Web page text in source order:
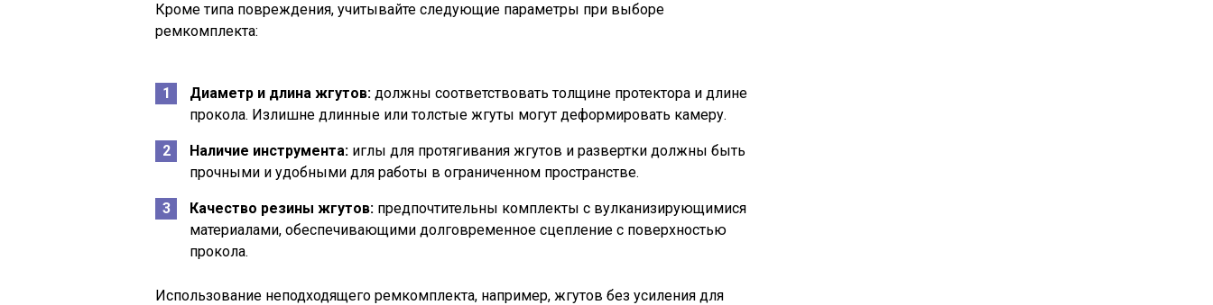
Кроме типа повреждения, учитывайте следующие параметры при выборе
ремкомплекта:
Диаметр и длина жгутов: должны соответствовать толщине протектора и длине
прокола. Излишне длинные или толстые жгуты могут деформировать камеру.
Наличие инструмента: иглы для протягивания жгутов и развертки должны быть
прочными и удобными для работы в ограниченном пространстве.
Качество резины жгутов: предпочтительны комплекты с вулканизирующимися
материалами, обеспечивающими долговременное сцепление с поверхностью
прокола.
Использование неподходящего ремкомплекта, например, жгутов без усиления для